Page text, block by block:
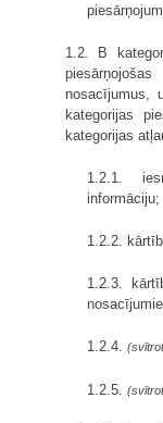
1.2. B
nosacījumus,
kategorijas
kategorijas
1.2.1.
informāciju;
1.2.2.
1.2.3.
1.2.4.
1.2.5.